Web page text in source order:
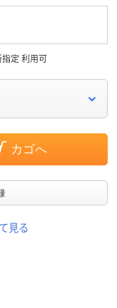
定 利用可
カゴへ
見る